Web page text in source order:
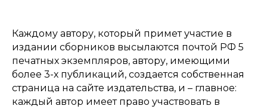
Каждому автору, который примет участие в
издании сборников высылаются почтой РФ 5
печатных экземпляров, автору, имеющими
более 3-х публикаций, создается собственная
страница на сайте издательства, и – главное:
каждый автор имеет право участвовать в